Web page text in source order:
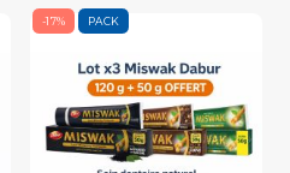
-17% PACK